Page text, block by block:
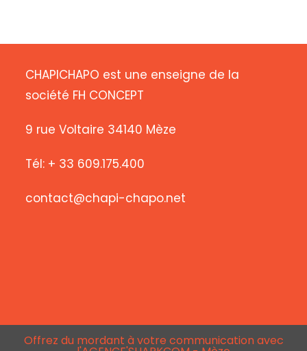
CHAPICHAPO est une enseigne de la
société FH CONCEPT
9 rue Voltaire 34140 Mèze
Tél: + 33 609.175.400
contact@chapi-chapo.net
Offrez du mordant à votre communication avec